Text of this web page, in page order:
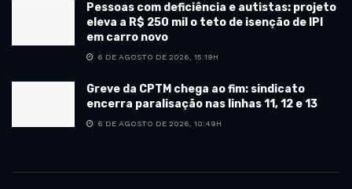
Pessoas com deficiência e autistas: projeto
eleva a R$ 250 mil o teto de isenção de IPI
em carro novo
6 DE AGOSTO DE 2026, 15:19H
Greve da CPTM chega ao fim: sindicato
encerra paralisação nas linhas 11, 12 e 13
6 DE AGOSTO DE 2026, 10:49H